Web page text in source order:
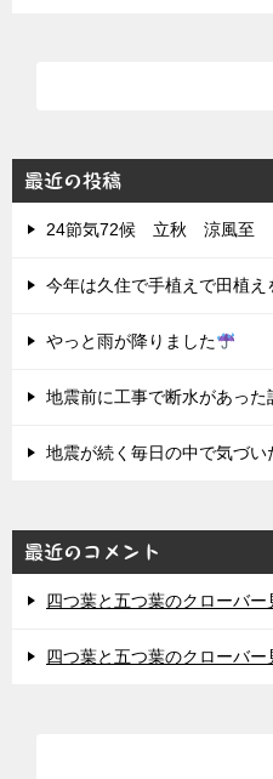
最近の投稿
24節気72候 立秋 涼風至
今年は久住で手植えで田植え
やっと雨が降りました
地震前に工事で断水があった
地震が続く毎日の中で気づい
最近のコメント
四つ葉と五つ葉のクローバ
四つ葉と五つ葉のクローバ